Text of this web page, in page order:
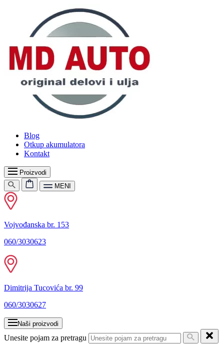
Blog
Otkup akumulatora
Kontakt
Proizvodi
MENI
Vojvođanska br. 153
060/3030623
Dimitrija Tucovića br. 99
060/3030627
Naši proizvodi
Unesite pojam za pretragu